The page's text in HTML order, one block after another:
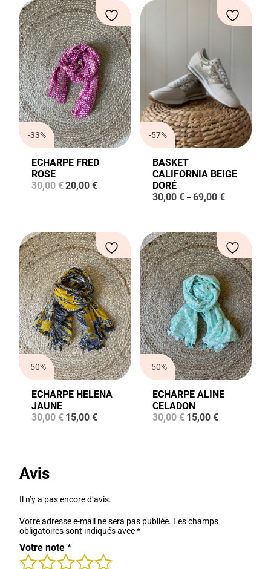
-33%
ECHARPE FRED
ROSE
30,00€Le
30,00 €.
20,00 €Le
20,00 €.
-57%
BASKET
CALIFORNIA BEIGE
DORÉ
30,00 €– 69,00 €
-50%
ECHARPE HELENA
JAUNE
30,00€ Le
15,00 €Le
-50%
ECHARPE ALINE
CELADON
30,00€ Le
15,00 €Le
Avis
Il n’y a pas encore d’avis.
Votre adresse e-mail ne sera pas publiée. Les champs
obligatoires sont indiqués avec*
Votre note *